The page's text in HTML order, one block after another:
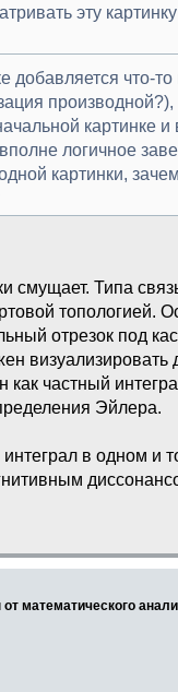
эту картинку
добавляется что-то
картинке и
логичное
картинки,
смущает. Типа
топологией.
отрезок под
как частный
Эйлера.
в одном и
математического